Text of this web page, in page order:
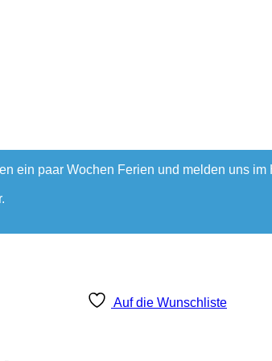
ein paar Wochen Ferien und melden uns im
Auf die Wunschliste